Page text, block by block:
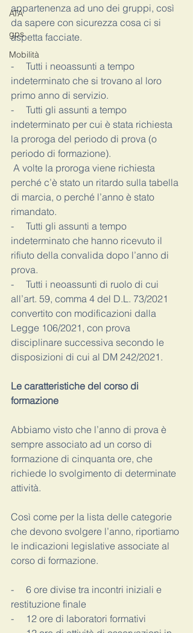
ATA
gps
Mobilità
appartenenza ad uno dei gruppi, così
da sapere con sicurezza cosa ci si
aspetta facciate.
-     Tutti i neoassunti a tempo
indeterminato che si trovano al loro
primo anno di servizio.
-     Tutti gli assunti a tempo
indeterminato per cui è stata richiesta
la proroga del periodo di prova (o
periodo di formazione).
perché c’è stato un ritardo sulla tabella
di marcia, o perché l’anno è stato
rimandato.
-     Tutti gli assunti a tempo
indeterminato che hanno ricevuto il
rifiuto della convalida dopo l’anno di
prova.
-     Tutti i neoassunti di ruolo di cui
all’art. 59, comma 4 del D.L. 73/2021
convertito con modificazioni dalla
Legge 106/2021, con prova
disciplinare successiva secondo le
disposizioni di cui al DM 242/2021.
Le caratteristiche del corso di
formazione
Abbiamo visto che l’anno di prova è
sempre associato ad un corso di
formazione di cinquanta ore, che
richiede lo svolgimento di determinate
attività.
Così come per la lista delle categorie
che devono svolgere l’anno, riportiamo
le indicazioni legislative associate al
corso di formazione.
-     6 ore divise tra incontri iniziali e
restituzione finale
-     12 ore di laboratori formativi